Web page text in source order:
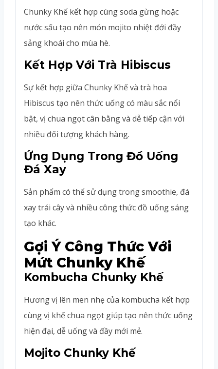
Chunky Khế kết hợp cùng soda gừng hoặc
nước sấu tạo nên món mojito nhiệt đới đầy
sảng khoái cho mùa hè.
Kết Hợp Với Trà Hibiscus
Sự kết hợp giữa Chunky Khế và trà hoa
Hibiscus tạo nên thức uống có màu sắc nổi
bật, vị chua ngọt cân bằng và dễ tiếp cận với
nhiều đối tượng khách hàng.
Ứng Dụng Trong Đồ Uống
Đá Xay
Sản phẩm có thể sử dụng trong smoothie, đá
xay trái cây và nhiều công thức đồ uống sáng
tạo khác.
Gợi Ý Công Thức Với
Mứt Chunky Khế
Kombucha Chunky Khế
Hương vị lên men nhẹ của kombucha kết hợp
cùng vị khế chua ngọt giúp tạo nên thức uống
hiện đại, dễ uống và đầy mới mẻ.
Mojito Chunky Khế